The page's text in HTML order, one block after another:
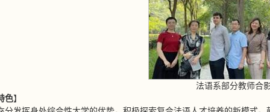
法语系部分教师合
色】